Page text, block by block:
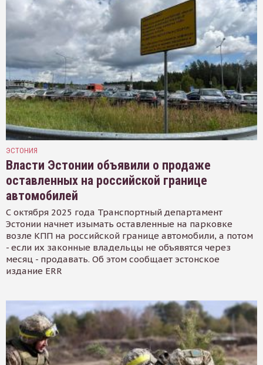
ЭСТОНИЯ
Власти Эстонии объявили о продаже
оставленных на российской границе
автомобилей
С октября 2025 года Транспортный департамент
Эстонии начнет изымать оставленные на парковке
возле КПП на российской границе автомобили, а потом
- если их законные владельцы не объявятся через
месяц - продавать. Об этом сообщает эстонское
издание ERR